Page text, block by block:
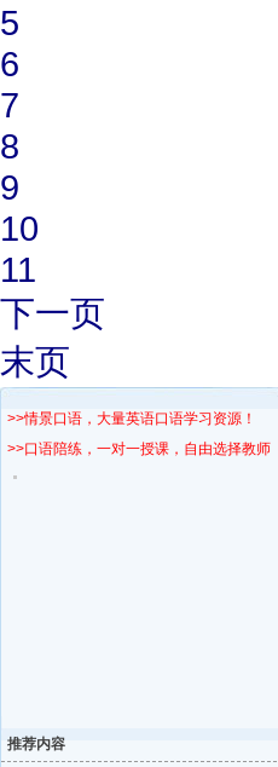
5
6
7
8
9
10
11
下一页
末页
>>情景口语，大量英语口语学习资源！
>>口语陪练，一对一授课，自由选择教师！
推荐内容